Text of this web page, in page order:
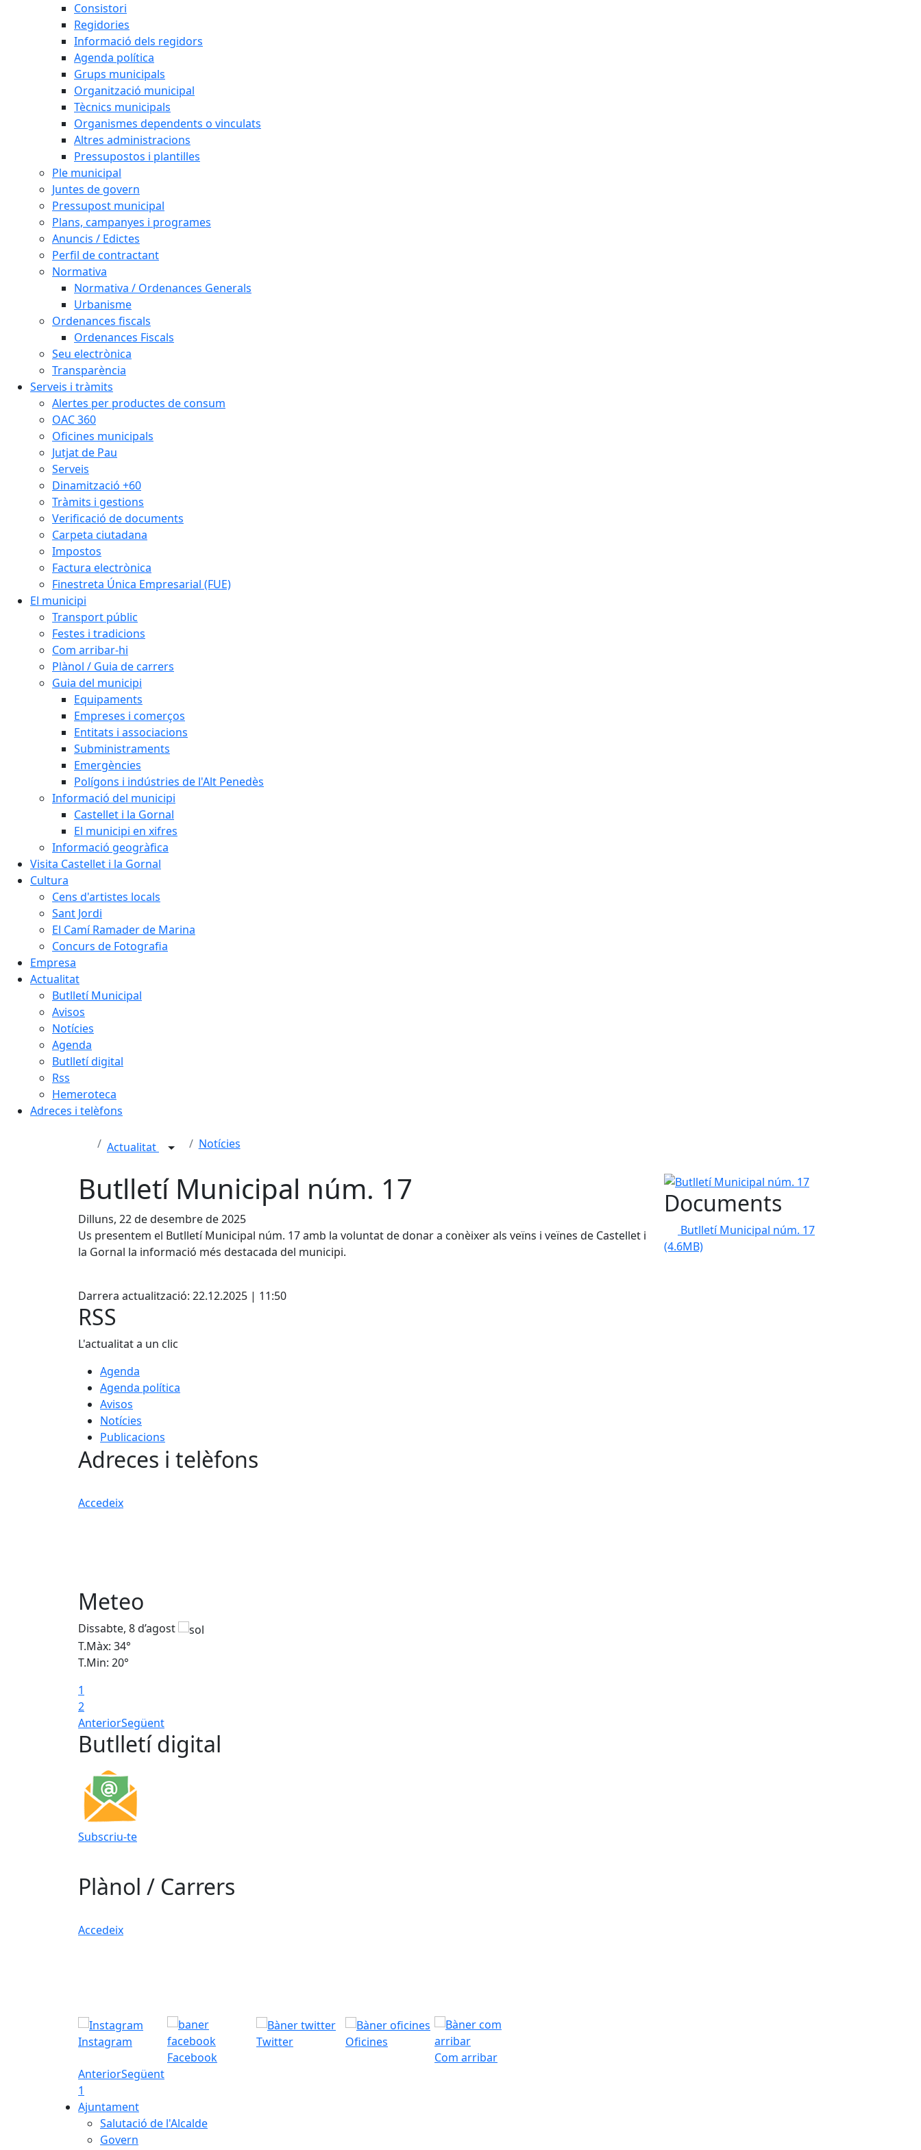
Consistori
Regidories
Informació dels regidors
Agenda política
Grups municipals
Organització municipal
Tècnics municipals
Organismes dependents o vinculats
Altres administracions
Pressupostos i plantilles
Ple municipal
Juntes de govern
Pressupost municipal
Plans, campanyes i programes
Anuncis / Edictes
Perfil de contractant
Normativa
Normativa / Ordenances Generals
Urbanisme
Ordenances fiscals
Ordenances Fiscals
Seu electrònica
Transparència
Serveis i tràmits
Alertes per productes de consum
OAC 360
Oficines municipals
Jutjat de Pau
Serveis
Dinamització +60
Tràmits i gestions
Verificació de documents
Carpeta ciutadana
Impostos
Factura electrònica
Finestreta Única Empresarial (FUE)
El municipi
Transport públic
Festes i tradicions
Com arribar-hi
Plànol / Guia de carrers
Guia del municipi
Equipaments
Empreses i comerços
Entitats i associacions
Subministraments
Emergències
Polígons i indústries de l'Alt Penedès
Informació del municipi
Castellet i la Gornal
El municipi en xifres
Informació geogràfica
Visita Castellet i la Gornal
Cultura
Cens d'artistes locals
Sant Jordi
El Camí Ramader de Marina
Concurs de Fotografia
Empresa
Actualitat
Butlletí Municipal
Avisos
Notícies
Agenda
Butlletí digital
Rss
Hemeroteca
Adreces i telèfons
Actualitat Notícies
Butlletí Municipal núm. 17
Dilluns, 22 de desembre de 2025
Us presentem el Butlletí Municipal núm. 17 amb la voluntat de donar a conèixer als veïns i veïnes de Castellet i
la Gornal la informació més destacada del municipi.
Darrera actualització: 22.12.2025 | 11:50
Butlletí Municipal núm. 17
Documents
Butlletí Municipal núm. 17
(4.6MB)
RSS
L'actualitat a un clic
Agenda
Agenda política
Avisos
Notícies
Publicacions
Adreces i telèfons
Accedeix
Meteo
Dissabte, 8 d’agost
T.Màx: 34°
T.Min: 20°
1
2
AnteriorSegüent
Butlletí digital
Subscriu-te
Plànol / Carrers
Accedeix
Instagram
Facebook
Twitter
Oficines
Com arribar
AnteriorSegüent
1
Ajuntament
Salutació de l'Alcalde
Govern